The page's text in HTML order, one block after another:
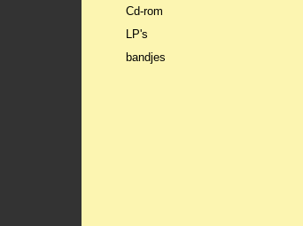
Cd-rom
LP's
bandjes